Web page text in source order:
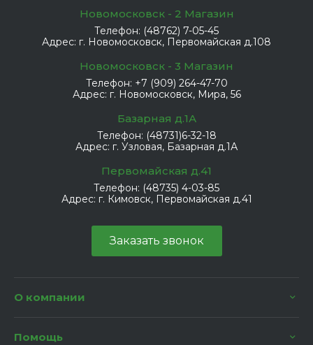
Новомосковск - 2 Магазин
Телефон: (48762) 7-05-45
Адрес: г. Новомосковск, Первомайская д.108
Новомосковск - 3 Магазин
Телефон: +7 (909) 264-47-70
Адрес: г. Новомосковск, Мира, 56
Базарная д.1А
Телефон: (48731)6-32-18
Адрес: г. Узловая, Базарная д.1А
Первомайская д.41
Телефон: (48735) 4-03-85
Адрес: г. Кимовск, Первомайская д.41
Заказать звонок
О компании
Помощь